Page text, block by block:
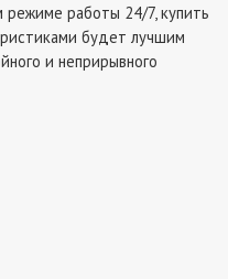
режиме работы 24/7, купить
будет лучшим
и неприрывного